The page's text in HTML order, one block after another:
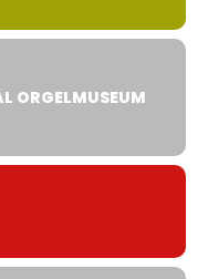
ORGELMUSEUM